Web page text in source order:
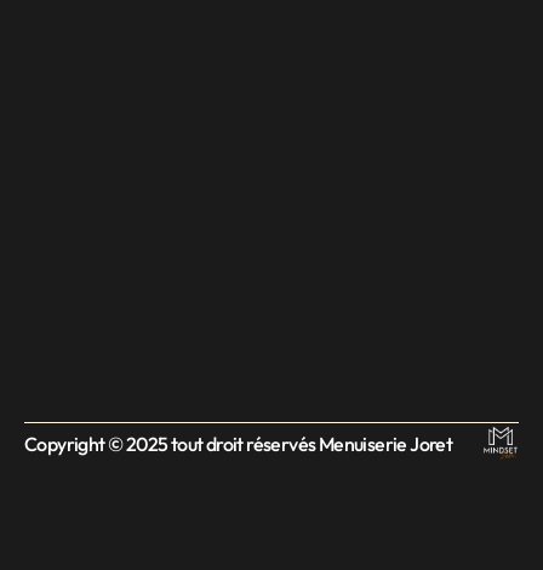
Copyright © 2025 tout droit réservés Menuiserie Joret